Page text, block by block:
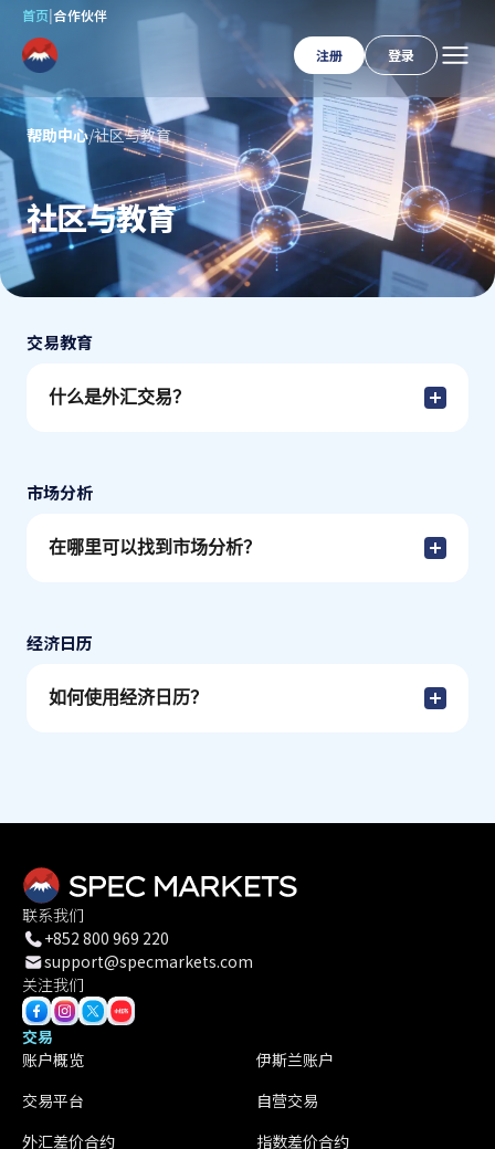
首页|合作伙伴
注册 登录
帮助中心/社区与教育
社区与教育
交易教育
什么是外汇交易？
市场分析
在哪里可以找到市场分析？
经济日历
如何使用经济日历？
联系我们
+852 800 969 220
support@specmarkets.com
关注我们
交易
账户概览
伊斯兰账户
交易平台
自营交易
外汇差价合约
指数差价合约